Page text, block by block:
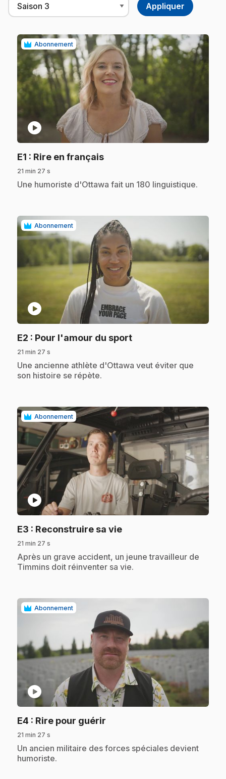
Abonnement
play_circle
E1 : Rire en français.
21 min 27 s
.Une humoriste d'Ottawa fait un 180 linguistique.
Abonnement
play_circle
E2 : Pour l'amour du sport.
21 min 27 s
.Une ancienne athlète d'Ottawa veut éviter que
son histoire se répète.
Abonnement
play_circle
E3 : Reconstruire sa vie.
21 min 27 s
.Après un grave accident, un jeune travailleur de
Timmins doit réinventer sa vie.
Abonnement
play_circle
E4 : Rire pour guérir
21 min 27 s
.Un ancien militaire des forces spéciales devient
humoriste.